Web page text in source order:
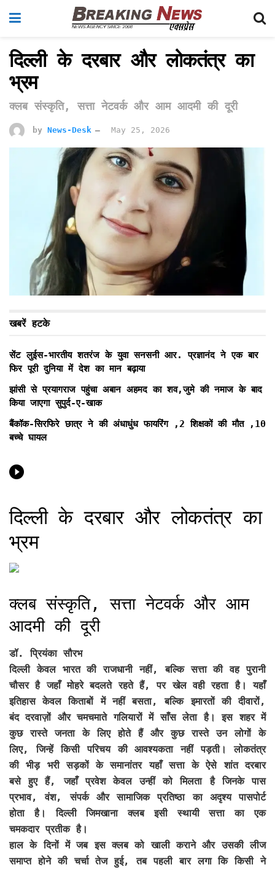
दिल्ली के दरबार और लोकतंत्र का
भ्रम
क्लब संस्कृति, सत्ता नेटवर्क और आम आदमी की दूरी
by News-Desk May 25, 2026
खबरें हटके
सेंट लुईस-भारतीय शतरंज के युवा सनसनी आर. प्रज्ञानंद ने एक बार
फिर पूरी दुनिया में देश का मान बढ़ाया
झांसी से प्रयागराज पहुंचा अबान अहमद का शव,जुमे की नमाज के बाद
किया जाएगा सुपुर्द-ए-खाक
बैंकॉक-सिरफिरे छात्र ने की अंधाधुंध फायरिंग ,2 शिक्षकों की मौत ,10
बच्चे घायल
दिल्ली के दरबार और लोकतंत्र का
भ्रम
क्लब संस्कृति, सत्ता नेटवर्क और आम
आदमी की दूरी
डॉ. प्रियंका सौरभ
दिल्ली केवल भारत की राजधानी नहीं, बल्कि सत्ता की वह पुरानी
चौसर है जहाँ मोहरे बदलते रहते हैं, पर खेल वही रहता है। यहाँ
इतिहास केवल किताबों में नहीं बसता, बल्कि इमारतों की दीवारों,
बंद दरवाज़ों और चमचमाते गलियारों में साँस लेता है। इस शहर में
कुछ रास्ते जनता के लिए होते हैं और कुछ रास्ते उन लोगों के
लिए, जिन्हें किसी परिचय की आवश्यकता नहीं पड़ती। लोकतंत्र
की भीड़ भरी सड़कों के समानांतर यहाँ सत्ता के ऐसे शांत दरबार
बसे हुए हैं, जहाँ प्रवेश केवल उन्हीं को मिलता है जिनके पास
प्रभाव, वंश, संपर्क और सामाजिक प्रतिष्ठा का अदृश्य पासपोर्ट
होता है। दिल्ली जिमखाना क्लब इसी स्थायी सत्ता का एक
चमकदार प्रतीक है।
हाल के दिनों में जब इस क्लब को खाली कराने और उसकी लीज
समाप्त होने की चर्चा तेज हुई, तब पहली बार लगा कि किसी ने